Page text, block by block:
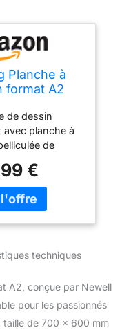
Planche à
format A2
de dessin
avec planche à
de
anodisé et
plastique.
avec
réglable en
€
techniques
A2, conçue par Newell
pour les passionnés
taille de 700 x 600 mm